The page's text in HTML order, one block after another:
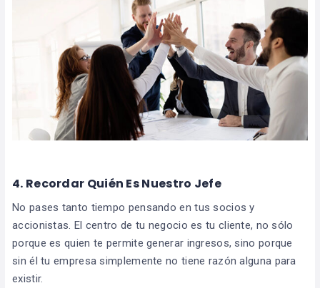
4. Recordar Quién Es Nuestro Jefe
No pases tanto tiempo pensando en tus socios y
accionistas. El centro de tu negocio es tu cliente, no sólo
porque es quien te permite generar ingresos, sino porque
sin él tu empresa simplemente no tiene razón alguna para
existir.